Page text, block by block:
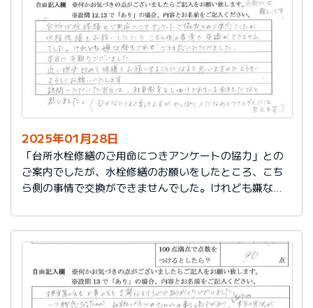
切に使う事が出来ました。新しいコンロも長～くきれい
に使いたいです。杉山さん、ありがとうございました。
又、何かあった時はよろしくお願いしますネ
2025年01月28日
「台所水栓修繕のご用命につきアンケートの協力」との
ご案内でしたが、水栓修繕のお願いをしたところ、こち
ら側の事情で交換ができませんでした。けれども嫌な顔
本当に有難うございました。
近い将来、改めて修繕をお願いすることになると思いま
すので、どうぞよろしくお願いいたします。
訪問いただいた当日は、社員教育をしっかりされている
会社だなと思いました。（DXなどとよく聞きますが、や
っぱり人だなぁとアナログ人には思えます）